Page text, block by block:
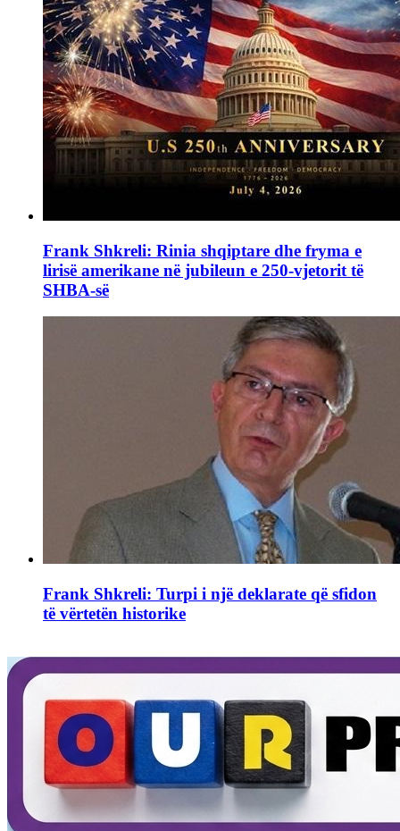
Frank Shkreli: Rinia shqiptare dhe fryma e
lirisë amerikane në jubileun e 250-vjetorit të
SHBA-së
Frank Shkreli: Turpi i një deklarate që sfidon
të vërtetën historike